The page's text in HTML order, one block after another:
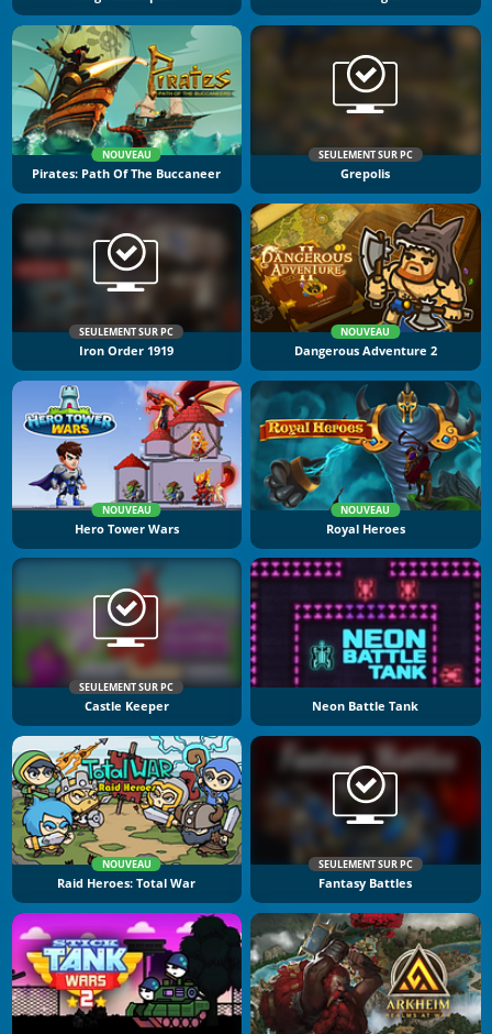
NOUVEAU
Pirates: Path Of The Buccaneer
SEULEMENT SUR PC
Grepolis
SEULEMENT SUR PC
Iron Order 1919
NOUVEAU
Dangerous Adventure 2
NOUVEAU
Hero Tower Wars
NOUVEAU
Royal Heroes
SEULEMENT SUR PC
Castle Keeper Neon Battle Tank
NOUVEAU
Raid Heroes: Total War
SEULEMENT SUR PC
Fantasy Battles